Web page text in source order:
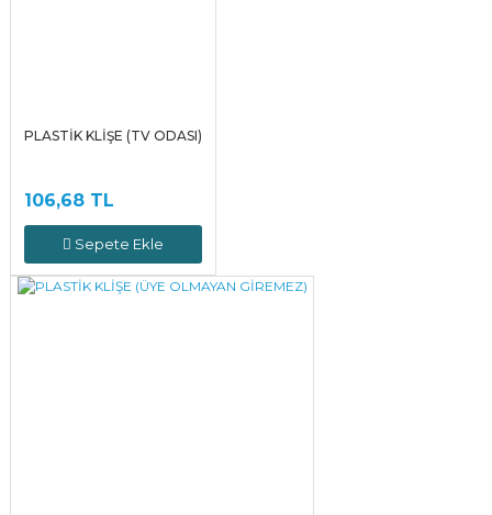
PLASTİK KLİŞE (TV ODASI)
106,68 TL
Sepete Ekle